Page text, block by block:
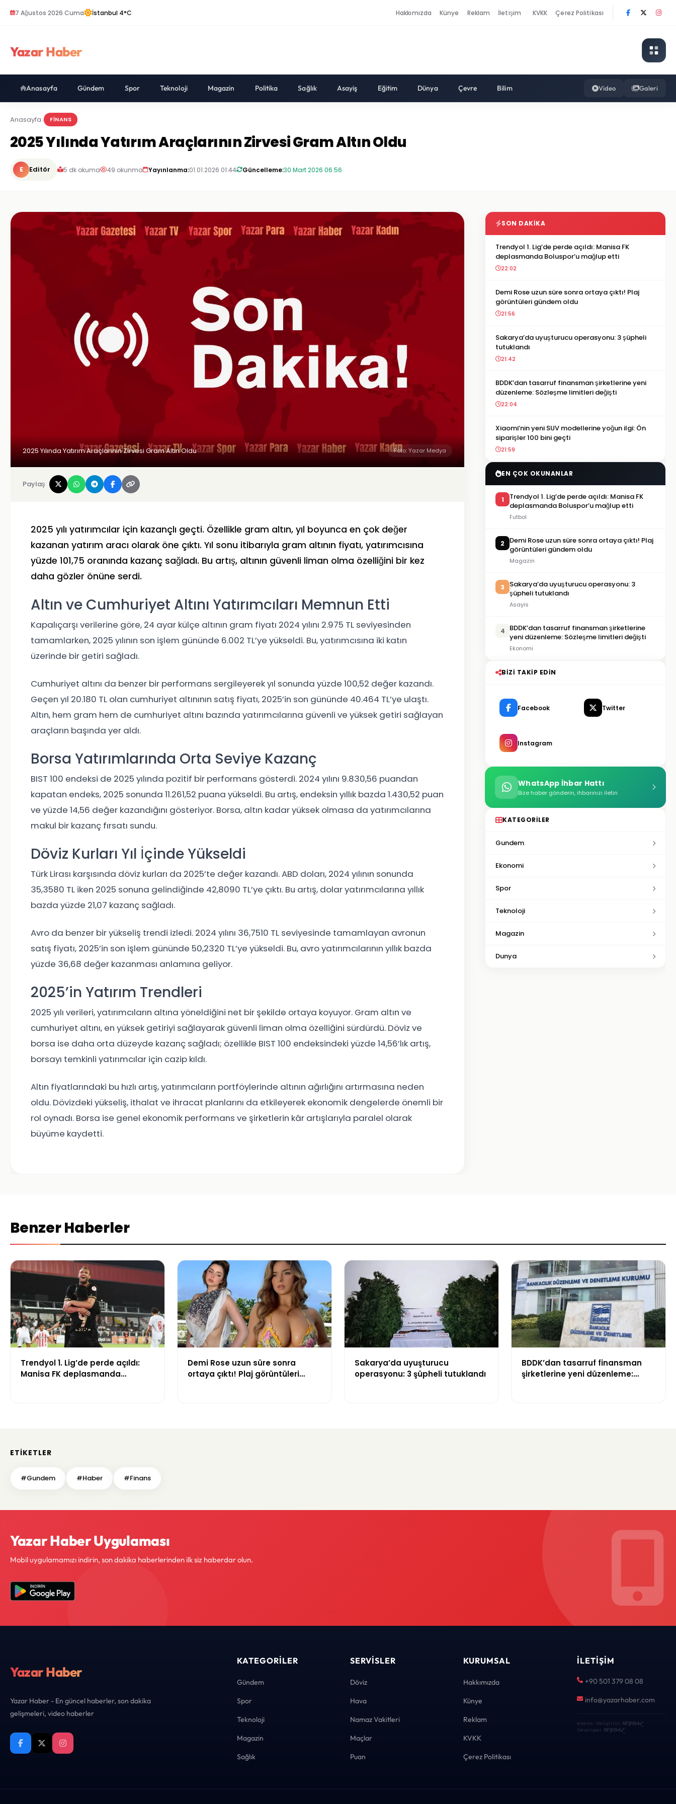
7 Ağustos 2026 Cuma İstanbul 4°C Hakkımızda Künye Reklam İletişim KVKK Çerez Politikası
Yazar Haber
Anasayfa Gündem Spor Teknoloji Magazin Politika Sağlık Asayiş Eğitim Dünya Çevre Bilim Video Galeri
Anasayfa FINANS
2025 Yılında Yatırım Araçlarının Zirvesi Gram Altın Oldu
E Editör 5 dk okuma 49 okunma Yayınlanma:01.01.2026 01:44 Güncelleme:30 Mart 2026 06:56
2025 Yılında Yatırım Araçlarının Zirvesi Gram Altın Oldu Foto: Yazar Medya
Paylaş
2025 yılı yatırımcılar için kazançlı geçti. Özellikle gram altın, yıl boyunca en çok değer
kazanan yatırım aracı olarak öne çıktı. Yıl sonu itibarıyla gram altının fiyatı, yatırımcısına
yüzde 101,75 oranında kazanç sağladı. Bu artış, altının güvenli liman olma özelliğini bir kez
daha gözler önüne serdi.
Altın ve Cumhuriyet Altını Yatırımcıları Memnun Etti
Kapalıçarşı verilerine göre, 24 ayar külçe altının gram fiyatı 2024 yılını 2.975 TL seviyesinden
tamamlarken, 2025 yılının son işlem gününde 6.002 TL’ye yükseldi. Bu, yatırımcısına iki katın
üzerinde bir getiri sağladı.
Cumhuriyet altını da benzer bir performans sergileyerek yıl sonunda yüzde 100,52 değer kazandı.
Geçen yıl 20.180 TL olan cumhuriyet altınının satış fiyatı, 2025’in son gününde 40.464 TL’ye ulaştı.
Altın, hem gram hem de cumhuriyet altını bazında yatırımcılarına güvenli ve yüksek getiri sağlayan
araçların başında yer aldı.
Borsa Yatırımlarında Orta Seviye Kazanç
BIST 100 endeksi de 2025 yılında pozitif bir performans gösterdi. 2024 yılını 9.830,56 puandan
kapatan endeks, 2025 sonunda 11.261,52 puana yükseldi. Bu artış, endeksin yıllık bazda 1.430,52 puan
ve yüzde 14,56 değer kazandığını gösteriyor. Borsa, altın kadar yüksek olmasa da yatırımcılarına
makul bir kazanç fırsatı sundu.
Döviz Kurları Yıl İçinde Yükseldi
Türk Lirası karşısında döviz kurları da 2025’te değer kazandı. ABD doları, 2024 yılının sonunda
35,3580 TL iken 2025 sonuna gelindiğinde 42,8090 TL’ye çıktı. Bu artış, dolar yatırımcılarına yıllık
bazda yüzde 21,07 kazanç sağladı.
Avro da benzer bir yükseliş trendi izledi. 2024 yılını 36,7510 TL seviyesinde tamamlayan avronun
satış fiyatı, 2025’in son işlem gününde 50,2320 TL’ye yükseldi. Bu, avro yatırımcılarının yıllık bazda
yüzde 36,68 değer kazanması anlamına geliyor.
2025’in Yatırım Trendleri
2025 yılı verileri, yatırımcıların altına yöneldiğini net bir şekilde ortaya koyuyor. Gram altın ve
cumhuriyet altını, en yüksek getiriyi sağlayarak güvenli liman olma özelliğini sürdürdü. Döviz ve
borsa ise daha orta düzeyde kazanç sağladı; özellikle BIST 100 endeksindeki yüzde 14,56’lık artış,
borsayı temkinli yatırımcılar için cazip kıldı.
Altın fiyatlarındaki bu hızlı artış, yatırımcıların portföylerinde altının ağırlığını artırmasına neden
oldu. Dövizdeki yükseliş, ithalat ve ihracat planlarını da etkileyerek ekonomik dengelerde önemli bir
rol oynadı. Borsa ise genel ekonomik performans ve şirketlerin kâr artışlarıyla paralel olarak
büyüme kaydetti.
SON DAKIKA
Trendyol 1. Lig’de perde açıldı: Manisa FK
deplasmanda Boluspor’u mağlup etti
22:02
Demi Rose uzun süre sonra ortaya çıktı! Plaj
görüntüleri gündem oldu
21:56
Sakarya’da uyuşturucu operasyonu: 3 şüpheli
tutuklandı
21:42
BDDK’dan tasarruf finansman şirketlerine yeni
düzenleme: Sözleşme limitleri değişti
22:04
Xiaomi’nin yeni SUV modellerine yoğun ilgi: Ön
siparişler 100 bini geçti
21:59
EN ÇOK OKUNANLAR
1
Trendyol 1. Lig’de perde açıldı: Manisa FK
deplasmanda Boluspor’u mağlup etti
Futbol
2
Demi Rose uzun süre sonra ortaya çıktı! Plaj
görüntüleri gündem oldu
Magazin
3
Sakarya’da uyuşturucu operasyonu: 3
şüpheli tutuklandı
Asayis
4
BDDK’dan tasarruf finansman şirketlerine
yeni düzenleme: Sözleşme limitleri değişti
Ekonomi
BIZI TAKIP EDIN
Facebook Twitter
Instagram
WhatsApp İhbar Hattı
Bize haber gönderin, ihbarınızı iletin
KATEGORILER
Gundem
Ekonomi
Spor
Teknoloji
Magazin
Dunya
Benzer Haberler
Trendyol 1. Lig’de perde açıldı:
Manisa FK deplasmanda
Demi Rose uzun süre sonra
ortaya çıktı! Plaj görüntüleri
Sakarya’da uyuşturucu
operasyonu: 3 şüpheli tutuklandı
BDDK’dan tasarruf finansman
şirketlerine yeni düzenleme:
ETIKETLER
#Gundem #Haber #Finans
Yazar Haber Uygulaması
Mobil uygulamamızı indirin, son dakika haberlerinden ilk siz haberdar olun.
Yazar Haber
Yazar Haber - En güncel haberler, son dakika
gelişmeleri, video haberler
KATEGORILER
Gündem
Spor
Teknoloji
Magazin
Sağlık
SERVISLER
Döviz
Hava
Namaz Vakitleri
Maçlar
Puan
KURUMSAL
Hakkımızda
Künye
Reklam
KVKK
Çerez Politikası
İLETIŞIM
+90 501 379 08 08
info@yazarhaber.com
eNews · Geliştirici KEYDAL·
Developer KEYDAL